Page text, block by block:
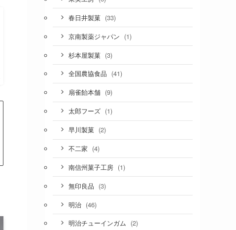
春日井製菓 (33)
京南製薬ジャパン (1)
杉本屋製菓 (3)
全国農協食品 (41)
扇雀飴本舗 (9)
太郎フーズ (1)
早川製菓 (2)
不二家 (4)
南信州菓子工房 (1)
無印良品 (3)
明治 (46)
明治チューインガム (2)